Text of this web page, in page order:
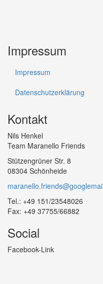
Impressum
Impressum
Datenschutzerklärung
Kontakt
Nils Henkel
Team Maranello Friends
Stützengrüner Str. 8
08304 Schönheide
Tel.: +49 151/23548026
Fax: +49 37755/66882
Social
Facebook-Link